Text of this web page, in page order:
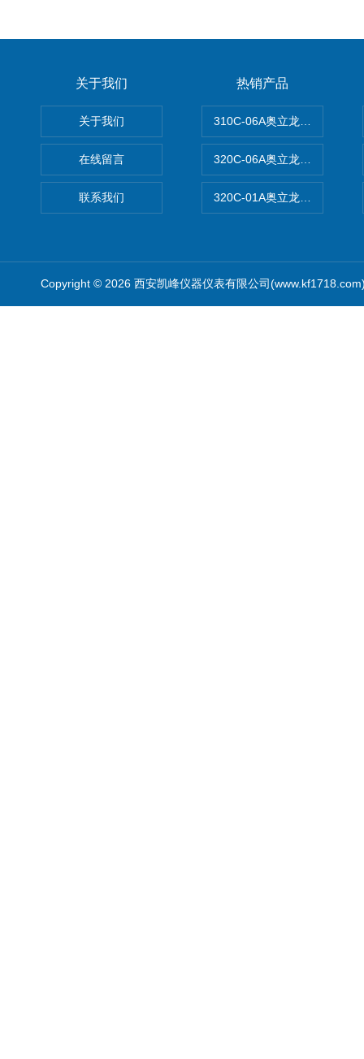
关于我们
关于我们
在线留言
联系我们
热销产品
310C-06A奥立龙实验室台式
320C-06A奥立龙实验室便携
320C-01A奥立龙实验室便携
Copyright © 2026 西安凯峰仪器仪表有限公司